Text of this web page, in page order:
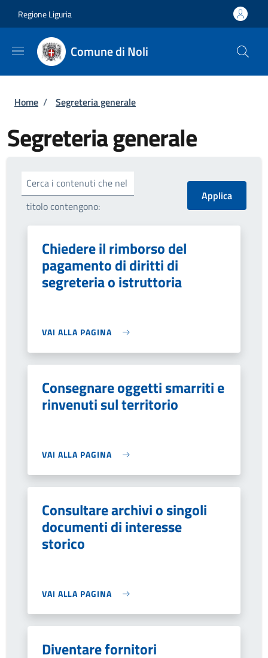
Regione Liguria
Comune di Noli
Briciole di pane
Home / Segreteria generale
Segreteria generale
Cerca i contenuti che nel
titolo contengono:
Chiedere il rimborso del
pagamento di diritti di
segreteria o istruttoria
VAI ALLA PAGINA
Consegnare oggetti smarriti e
rinvenuti sul territorio
VAI ALLA PAGINA
Consultare archivi o singoli
documenti di interesse
storico
VAI ALLA PAGINA
Diventare fornitori